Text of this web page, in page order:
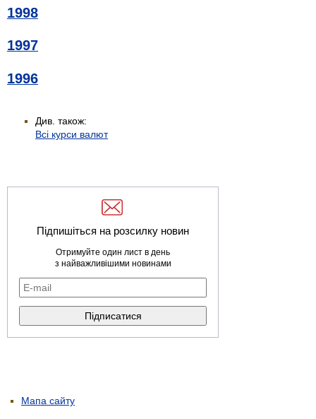
1998
1997
1996
Див. також:
Всі курси валют
Підпишіться на розсилку новин
Отримуйте один лист в день
з найважливішими новинами
Мапа сайту